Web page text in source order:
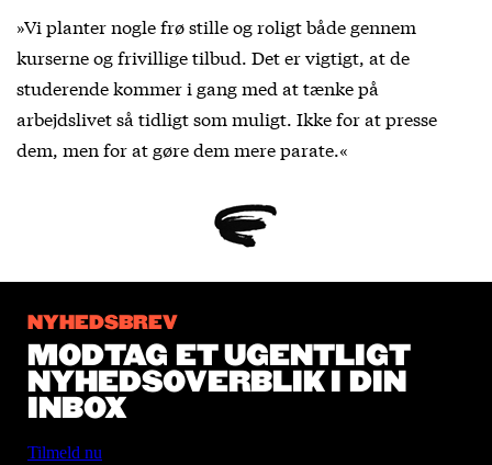
»Vi planter nogle frø stille og roligt både gennem
kurserne og frivillige tilbud. Det er vigtigt, at de
studerende kommer i gang med at tænke på
arbejdslivet så tidligt som muligt. Ikke for at presse
dem, men for at gøre dem mere parate.«
NYHEDSBREV
MODTAG ET UGENTLIGT
NYHEDSOVERBLIK I DIN
INBOX
Tilmeld nu